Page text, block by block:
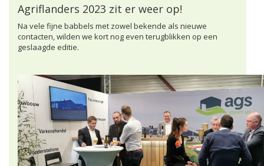
Agriflanders 2023 zit er weer op!
Na vele fijne babbels met zowel bekende als nieuwe
contacten, wilden we kort nog even terugblikken op een
geslaagde editie.